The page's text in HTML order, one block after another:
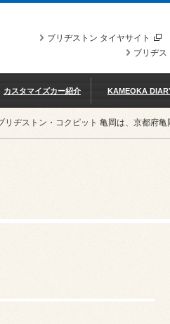
ブリヂストン タイヤサイト
ブリヂス
カスタマイズカー紹介 KAMEOKA
リヂストン・コクピット 亀岡は、京都府